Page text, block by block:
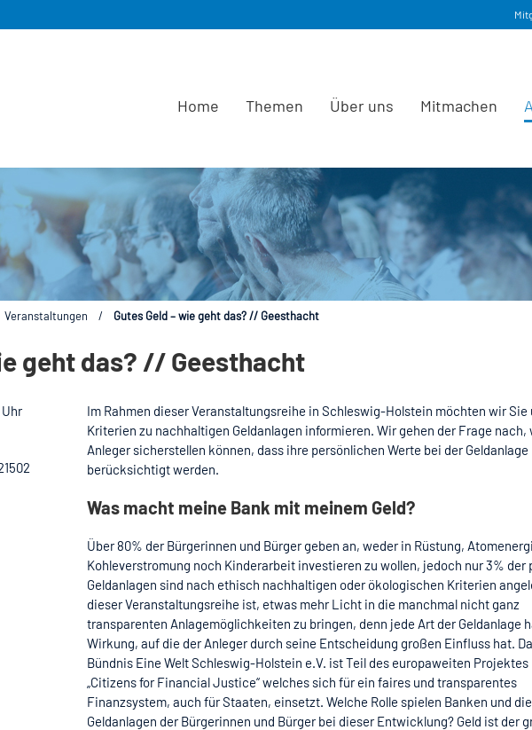
Home Themen Über uns Mitmachen
Veranstaltungen / Gutes Geld – wie geht das? // Geesthacht
geht das? // Geesthacht
Im Rahmen dieser Veranstaltungsreihe in Schleswig-Holstein möchten wir Sie
Kriterien zu nachhaltigen Geldanlagen informieren. Wir gehen der Frage nach,
Anleger sicherstellen können, dass ihre persönlichen Werte bei der Geldanlage
berücksichtigt werden.
Was macht meine Bank mit meinem Geld?
Über 80% der Bürgerinnen und Bürger geben an, weder in Rüstung,
Kohleverstromung noch Kinderarbeit investieren zu wollen, jedoch nur 3% der
Geldanlagen sind nach ethisch nachhaltigen oder ökologischen Kriterien
dieser Veranstaltungsreihe ist, etwas mehr Licht in die manchmal nicht ganz
transparenten Anlagemöglichkeiten zu bringen, denn jede Art der Geldanlage
Wirkung, auf die der Anleger durch seine Entscheidung großen Einfluss hat.
Bündnis Eine Welt Schleswig-Holstein e.V. ist Teil des europaweiten Projektes
„Citizens for Financial Justice“ welches sich für ein faires und transparentes
Finanzsystem, auch für Staaten, einsetzt. Welche Rolle spielen Banken und die
Geldanlagen der Bürgerinnen und Bürger bei dieser Entwicklung? Geld ist der